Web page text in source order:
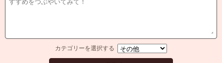
カテゴリーを選択する